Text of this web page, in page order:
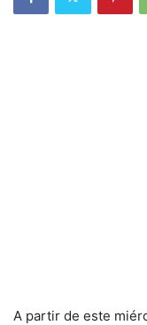
A partir de este